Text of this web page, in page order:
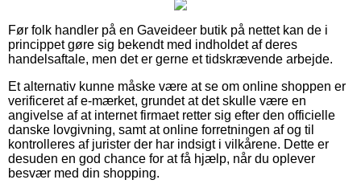
Før folk handler på en Gaveideer butik på nettet kan de i
princippet gøre sig bekendt med indholdet af deres
handelsaftale, men det er gerne et tidskrævende arbejde.
Et alternativ kunne måske være at se om online shoppen er
verificeret af e-mærket, grundet at det skulle være en
angivelse af at internet firmaet retter sig efter den officielle
danske lovgivning, samt at online forretningen af og til
kontrolleres af jurister der har indsigt i vilkårene. Dette er
desuden en god chance for at få hjælp, når du oplever
besvær med din shopping.